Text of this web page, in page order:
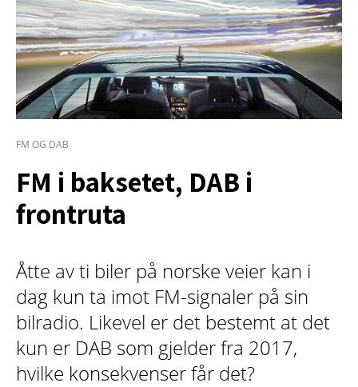
FM OG DAB
FM i baksetet, DAB i
frontruta
Åtte av ti biler på norske veier kan i
dag kun ta imot FM-signaler på sin
bilradio. Likevel er det bestemt at det
kun er DAB som gjelder fra 2017,
hvilke konsekvenser får det?